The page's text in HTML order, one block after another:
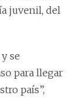
juvenil, del
se
para llegar
país”,